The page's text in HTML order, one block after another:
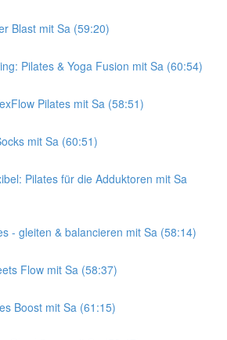
Blast mit Sa (59:20)
Pilates & Yoga Fusion mit Sa (60:54)
Pilates mit Sa (58:51)
mit Sa (60:51)
Pilates für die Adduktoren mit Sa
- gleiten & balancieren mit Sa (58:14)
Flow mit Sa (58:37)
Boost mit Sa (61:15)